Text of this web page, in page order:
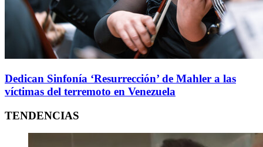
Dedican Sinfonía ‘Resurrección’ de Mahler a las
víctimas del terremoto en Venezuela
TENDENCIAS